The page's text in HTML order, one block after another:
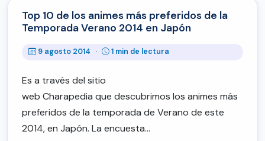
Top 10 de los animes más preferidos de la
Temporada Verano 2014 en Japón
9 agosto 2014 · 1 min de lectura
Es a través del sitio
web Charapedia que descubrimos los animes más
preferidos de la temporada de Verano de este
2014, en Japón. La encuesta…